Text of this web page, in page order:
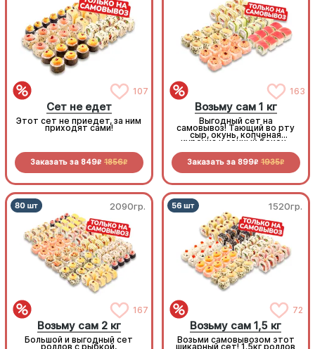
107
Сет не едет
Этот сет не приедет, за ним
приходят сами!
Заказать за 849R 1856R
163
Возьму сам 1 кг
Выгодный сет на
самовывоз! Тающий во рту
сыр, окунь, копченая
курочка и сочный бекон-
Заказать за 899R 1935R
2090гр.
167
Возьму сам 2 кг
Большой и выгодный сет
роллов с рыбкой,
1520гр.
72
Возьму сам 1,5 кг
Возьми самовывозом этот
шикарный сет! 1.5кг роллов